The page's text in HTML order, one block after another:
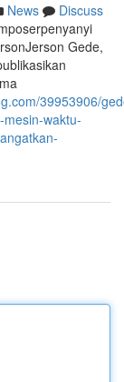
News
Discuss
Gede,
39953906/
waktu-